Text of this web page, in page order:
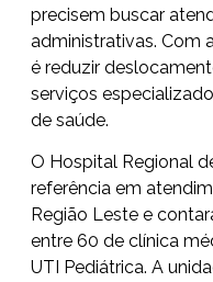
precisem buscar
administrativas. Com
é reduzir
serviços
de saúde.
O Hospital Regional
referência em
Região Leste e
entre 60 de clínica
UTI Pediátrica. A